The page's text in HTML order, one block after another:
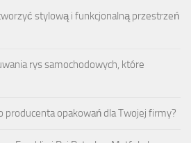
stylową i funkcjonalną przestrzeń
rys samochodowych, które
producenta opakowań dla Twojej firmy?